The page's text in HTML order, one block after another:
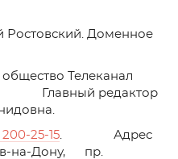
Ростовский. Доменное
Телеканал
Главный редактор
25-15. Адрес
на-Дону, пр.